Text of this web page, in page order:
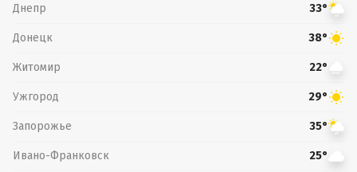
Днепр 33°
Донецк 38°
Житомир 22°
Ужгород 29°
Запорожье 35°
Ивано-Франковск 25°